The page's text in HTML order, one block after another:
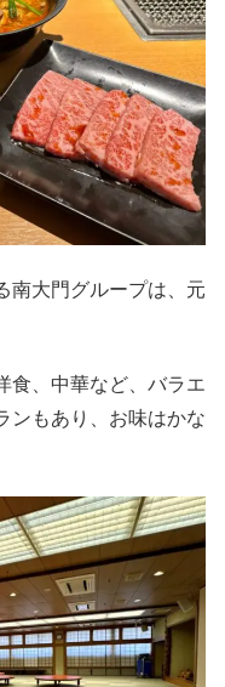
南大門グループは、元
食、中華など、バラエ
ンもあり、お味はかな